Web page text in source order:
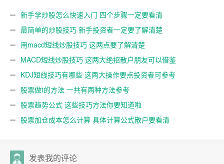
新手学炒股怎么快速入门 四个步骤一定要看清
最简单的炒股技巧 新手投资者一定要了解清楚
用macd短线炒股技巧 这两点要了解清楚
MACD短线炒股技巧 这两大绝招散户朋友可以借鉴
KDJ短线技巧有哪些 这两大操作要点投资者可参考
股票做t的方法 一共有两种方法参考
股票趋势公式 这些技巧方法你要知道啦
股票加仓成本怎么计算 具体计算公式散户要看清
发表我的评论